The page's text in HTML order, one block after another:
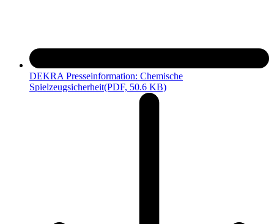
DEKRA Presseinformation: Chemische
Spielzeugsicherheit(PDF, 50.6 KB)